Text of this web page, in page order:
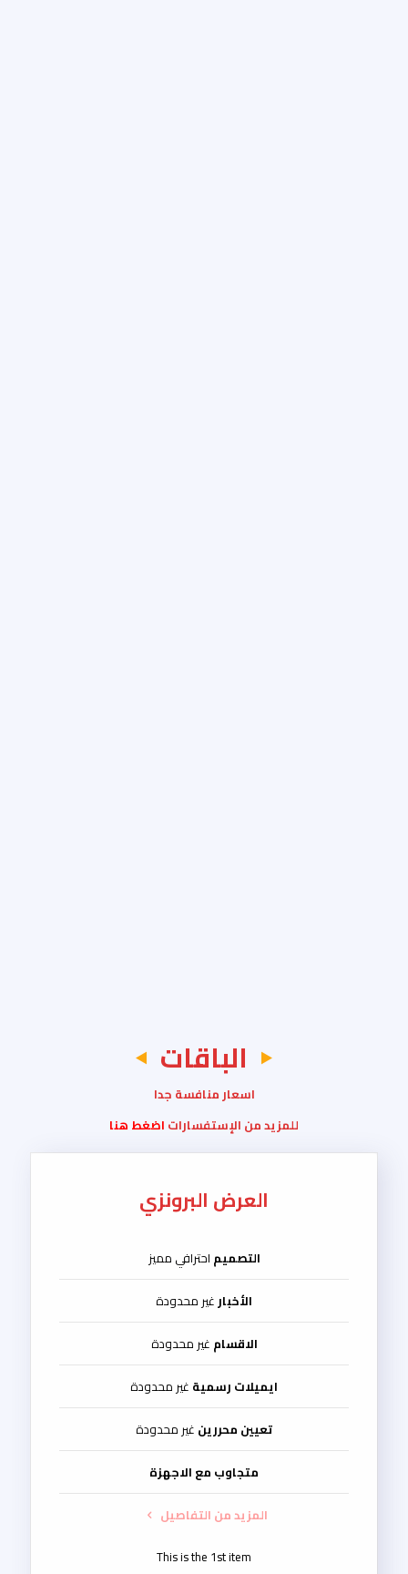
الباقات
اسعار منافسة جدا
للمزيد من الإستفسارات اضغط هنا
العرض البرونزي
التصميم احترافي مميز
الأخبارغير محدودة
الاقسام غير محدودة
ايميلات رسمية غير محدودة
تعيين محررين غير محدودة
متجاوب مع الاجهزة
المزيد من التفاصيل
This is the 1st item